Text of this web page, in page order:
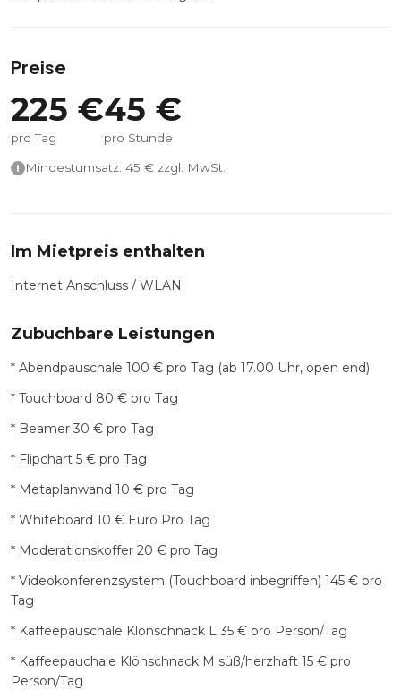
Preise
225 €
pro Tag
45 €
pro Stunde
Mindestumsatz: 45 € zzgl. MwSt.
Im Mietpreis enthalten
Internet Anschluss / WLAN
Zubuchbare Leistungen
* Abendpauschale 100 € pro Tag (ab 17.00 Uhr, open end)
* Touchboard 80 € pro Tag
* Beamer 30 € pro Tag
* Flipchart 5 € pro Tag
* Metaplanwand 10 € pro Tag
* Whiteboard 10 € Euro Pro Tag
* Moderationskoffer 20 € pro Tag
* Videokonferenzsystem (Touchboard inbegriffen) 145 € pro
Tag
* Kaffeepauschale Klönschnack L 35 € pro Person/Tag
* Kaffeepauchale Klönschnack M süß/herzhaft 15 € pro
Person/Tag